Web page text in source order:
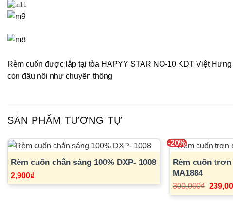
Rèm cuốn được lắp tại tòa HAPYY STAR NO-10 KDT Việt
còn đầu nối như chuyền thống
SẢN PHẨM TƯƠNG TỰ
Rèm cuốn chắn sáng 100% DXP- 1008
2,900₫
-20%
Rèm cuốn trơn
MA1884
300,000₫ Giá